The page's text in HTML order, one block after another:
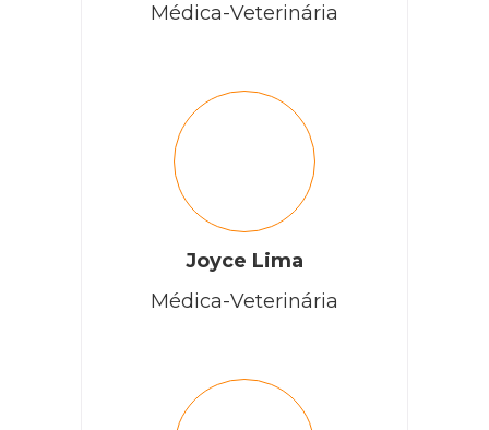
Médica-Veterinária
Joyce Lima
Médica-Veterinária